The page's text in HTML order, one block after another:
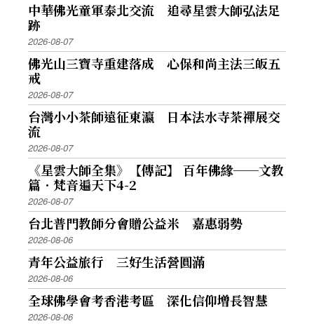
中華佛光童軍泰北交流 追尋星雲大師弘法足
跡
2026-08-07
佛光山三寶寺重建落成 心保和尚主法三皈五
戒
2026-08-07
台灣小小茶師遠征東瀛 日本法水寺茶禪展交
流
2026-08-07
《星雲大師全集》【傳記】 百年佛緣──文教
篇．梵音遍天下4-2
2026-08-07
台北普門教師分會贈公益米 嘉惠弱勢
2026-08-06
青年公益旅行 三好生活營圓滿
2026-08-06
全球佛學會考香港考區 深化信仰增長智慧
2026-08-06